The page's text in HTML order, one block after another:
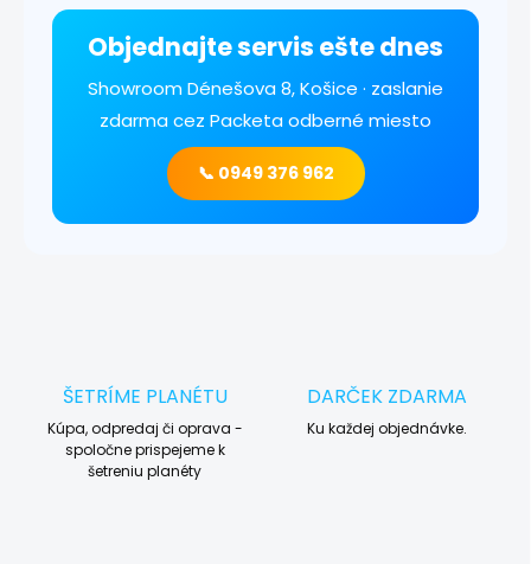
Objednajte servis ešte dnes
Showroom Dénešova 8, Košice · zaslanie
zdarma cez Packeta odberné miesto
📞 0949 376 962
ŠETRÍME PLANÉTU
Kúpa, odpredaj či oprava -
spoločne prispejeme k
šetreniu planéty
DARČEK ZDARMA
Ku každej objednávke.